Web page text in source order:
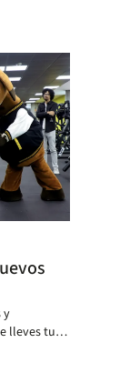
y
lleves tu